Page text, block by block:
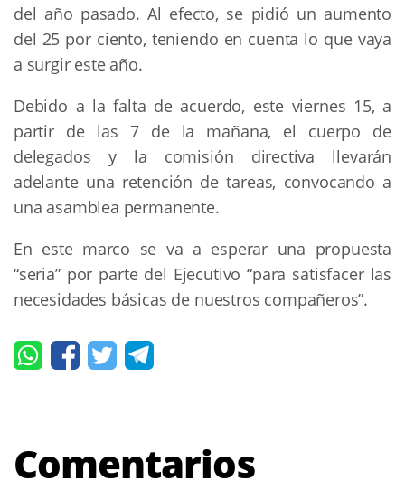
del año pasado. Al efecto, se pidió un aumento
del 25 por ciento, teniendo en cuenta lo que vaya
a surgir este año.
Debido a la falta de acuerdo, este viernes 15, a
partir de las 7 de la mañana, el cuerpo de
delegados y la comisión directiva llevarán
adelante una retención de tareas, convocando a
una asamblea permanente.
En este marco se va a esperar una propuesta
“seria” por parte del Ejecutivo “para satisfacer las
necesidades básicas de nuestros compañeros”.
Comentarios